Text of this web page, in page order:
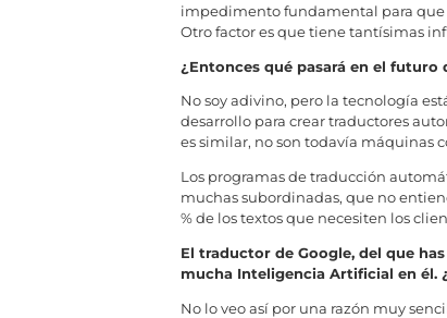
impedimento fundamental para que
Otro factor es que tiene tantísimas
¿Entonces qué pasará en el futuro
No soy adivino, pero la tecnología
desarrollo para crear traductores
es similar, no son todavía máquinas
Los programas de traducción
muchas subordinadas, que no
% de los textos que necesiten los
El traductor de Google, del que
mucha Inteligencia Artificial en él.
No lo veo así por una razón muy